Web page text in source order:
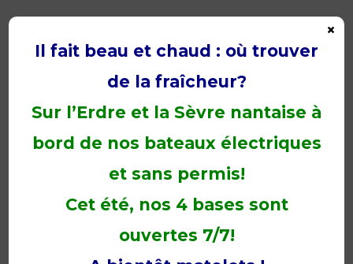
Il fait beau et chaud : où trouver
de la fraîcheur?
Sur l’Erdre et la Sèvre nantaise à
bord de nos bateaux électriques
et sans permis!
Cet été, nos 4 bases sont
ouvertes 7/7!
×